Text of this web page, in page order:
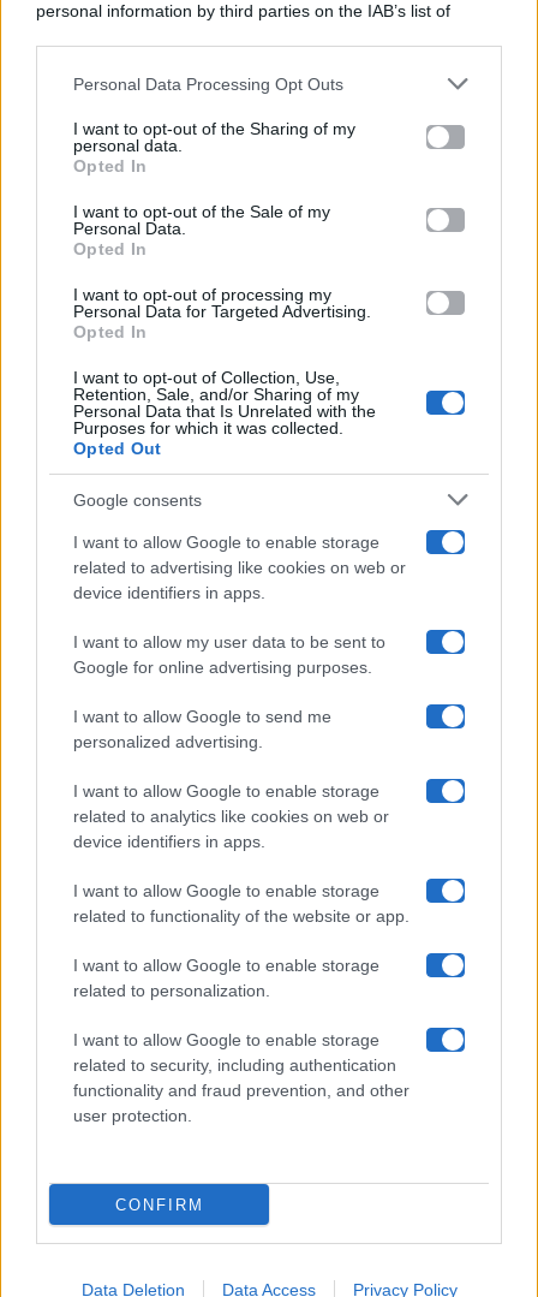
personal information by third parties on the IAB’s list of
This information may also be disclosed by us to third parties
disclose it to other third parties.
Please note that this website/app uses one or more Google
services and may gather and store information including but
not limited to your visit or usage behaviour. You may click to
grant or deny consent to Google and its third-party tags to
consent section.
Personal Data Processing Opt Outs
I want to opt-out of the Sharing of my
personal data.
Opted In
I want to opt-out of the Sale of my
Personal Data.
Opted In
I want to opt-out of processing my
Personal Data for Targeted Advertising.
Opted In
I want to opt-out of Collection, Use,
Retention, Sale, and/or Sharing of my
Personal Data that Is Unrelated with the
Purposes for which it was collected.
Opted Out
Google consents
I want to allow Google to enable storage
related to advertising like cookies on web or
device identifiers in apps.
I want to allow my user data to be sent to
Google for online advertising purposes.
I want to allow Google to send me
personalized advertising.
I want to allow Google to enable storage
related to analytics like cookies on web or
device identifiers in apps.
I want to allow Google to enable storage
related to functionality of the website or app.
I want to allow Google to enable storage
related to personalization.
I want to allow Google to enable storage
related to security, including authentication
functionality and fraud prevention, and other
user protection.
CONFIRM
Data Deletion Data Access Privacy Policy
Categorie
Gossip
Televisione
Programmi TV
Amici
Ballando Con Le Stelle
Grande Fratello
Isola Dei Famosi
Uomini E Donne
Maste S.r.l.
Chi siamo
Collabora con noi
Contatti
Privacy Policy
Cookie Policy
Preferenze Privacy- Riproduzione riservata - Photo
Credits: Le immagini presenti in questo sito sono di
proprietà di Maste Srl